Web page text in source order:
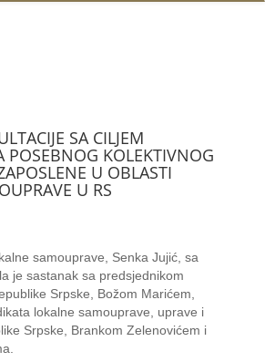
SA CILJEM
POSEBNOG KOLEKTIVNOG
U OBLASTI
U RS
samouprave, Senka Jujić, sa
je sastanak sa predsjednikom
Srpske, Božom Marićem,
lokalne samouprave, uprave i
Srpske, Brankom Zelenovićem i